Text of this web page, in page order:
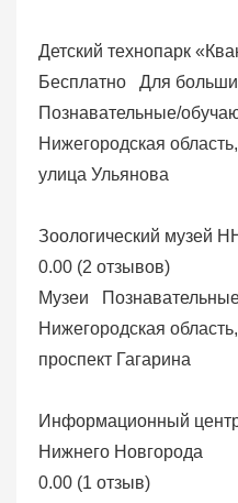
Детский технопарк
Бесплатно
Для
Познавательные/
Нижегородская
улица Ульянова
Зоологический музей
0.00 (2 отзывов)
Музеи
Нижегородская
проспект Гагарина
Информационный
Нижнего Новгорода
0.00 (1 отзыв)